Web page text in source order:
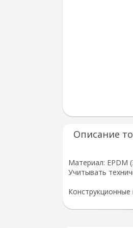
Описание
Материал: EPDM
Учитывать
Конструкционные